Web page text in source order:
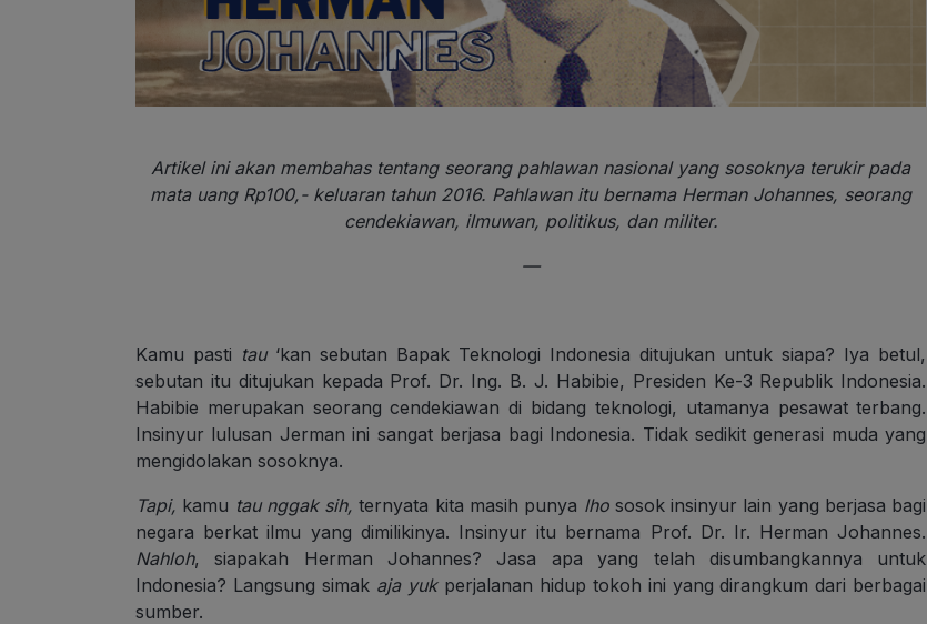
Artikel ini akan membahas tentang seorang pahlawan nasional yang sosoknya terukir pada
mata uang Rp100,- keluaran tahun 2016. Pahlawan itu bernama Herman Johannes, seorang
cendekiawan, ilmuwan, politikus, dan militer.
—
Kamu pasti tau ‘kansebutan Bapak Teknologi Indonesia ditujukan untuk siapa? Iya betul,
sebutan itu ditujukan kepada Prof. Dr. Ing. B. J. Habibie, Presiden Ke-3 Republik Indonesia.
Habibie merupakan seorang cendekiawan di bidang teknologi, utamanya pesawat terbang.
Insinyur lulusan Jerman ini sangat berjasa bagi Indonesia. Tidak sedikit generasi muda yang
mengidolakan sosoknya.
Tapi, kamu tau nggak sih,ternyata kita masih punya lhososok insinyur lain yang berjasa bagi
negara berkat ilmu yang dimilikinya. Insinyur itu bernama Prof. Dr. Ir. Herman Johannes.
Nahloh, siapakah Herman Johannes? Jasa apa yang telah disumbangkannya untuk
Indonesia? Langsung simak aja yukperjalanan hidup tokoh ini yang dirangkum dari berbagai
sumber.